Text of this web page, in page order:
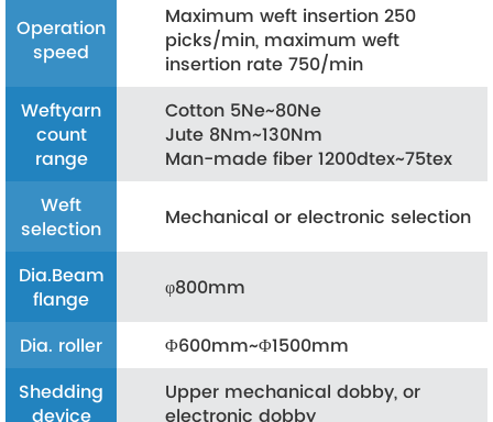
Operation
speed
Maximum weft insertion 250
picks/min, maximum weft
insertion rate 750/min
Weftyarn
count
range
Cotton 5Ne~80Ne
Jute 8Nm~130Nm
Man-made fiber 1200dtex~75tex
Weft
selection
Mechanical or electronic selection
Dia.Beam
flange
φ800mm
Dia. roller
Φ600mm~Φ1500mm
Shedding
device
Upper mechanical dobby, or
electronic dobby